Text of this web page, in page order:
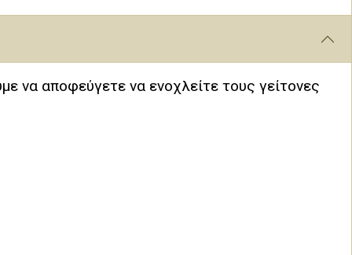
να αποφεύγετε να ενοχλείτε τους γείτονες